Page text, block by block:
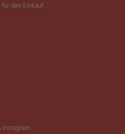
den Einkauf
Instagram